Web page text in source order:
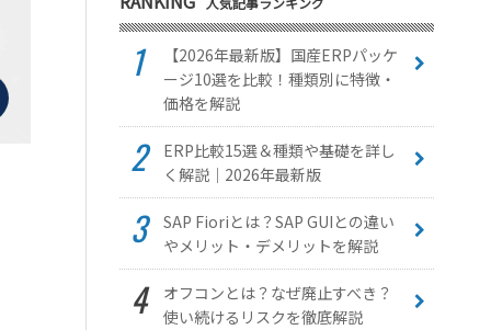
【2026年最新版】国産ERPパッケ
ージ10選を比較！種類別に特徴・
価格を解説
ERP比較15選＆種類や基礎を詳し
く解説｜2026年最新版
SAP Fioriとは？SAP GUIとの違い
やメリット・デメリットを解説
オフコンとは？なぜ廃止すべき？
使い続けるリスクを徹底解説